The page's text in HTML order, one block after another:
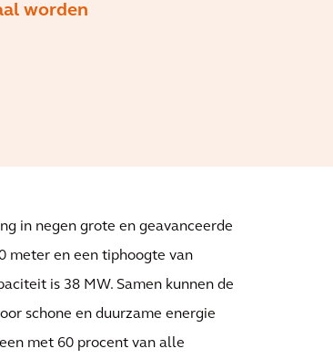
worden
in negen grote en geavanceerde
meter en een tiphoogte van
is 38 MW. Samen kunnen de
schone en duurzame energie
met 60 procent van alle